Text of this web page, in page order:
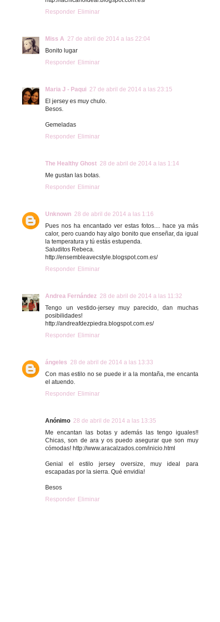
Responder Eliminar
Miss A 27 de abril de 2014 a las 22:04
Bonito lugar
Responder Eliminar
Maria J - Paqui 27 de abril de 2014 a las 23:15
El jersey es muy chulo.
Besos.
Gemeladas
Responder Eliminar
The Healthy Ghost 28 de abril de 2014 a las 1:14
Me gustan las botas.
Responder Eliminar
Unknown 28 de abril de 2014 a las 1:16
Pues nos ha encantado ver estas fotos.... hace ya más
calor, pero cuando hay algo bonito que enseñar, da igual
la temperatura y tú estás estupenda.
Saluditos Rebeca.
http://ensembleavecstyle.blogspot.com.es/
Responder Eliminar
Andrea Fernández 28 de abril de 2014 a las 11:32
Tengo un vestido-jersey muy parecido, dan muchas
posibilidades!
http://andreafdezpiedra.blogspot.com.es/
Responder Eliminar
ángeles 28 de abril de 2014 a las 13:33
Con mas estilo no se puede ir a la montaña, me encanta
el atuendo.
Responder Eliminar
Anónimo 28 de abril de 2014 a las 13:35
Me encantan las botas y además las tengo iguales!!
Chicas, son de ara y os puedo asegurar que son muy
cómodas! http://www.aracalzados.com/inicio.html
Genial el estilo jersey oversize, muy ideal para
escapadas por la sierra. Qué envidia!
Besos
Responder Eliminar